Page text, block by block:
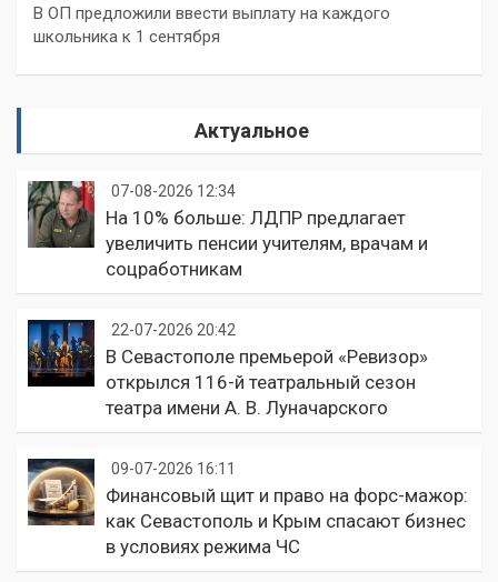
В ОП предложили ввести выплату на каждого
школьника к 1 сентября
Актуальное
07-08-2026 12:34
На 10% больше: ЛДПР предлагает
увеличить пенсии учителям, врачам и
соцработникам
22-07-2026 20:42
В Севастополе премьерой «Ревизор»
открылся 116-й театральный сезон
театра имени А. В. Луначарского
09-07-2026 16:11
Финансовый щит и право на форс-мажор:
как Севастополь и Крым спасают бизнес
в условиях режима ЧС